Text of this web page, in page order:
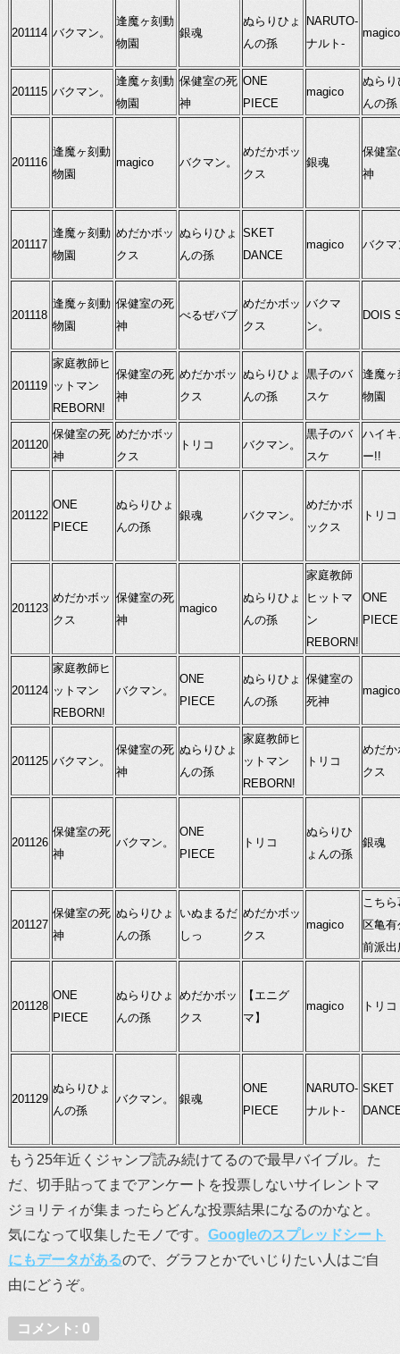
201114 バクマン。
逢魔ヶ刻動
物園
銀魂
ぬらりひょ
んの孫
NARUTO-
ナルト-
magico
201115 バクマン。
逢魔ヶ刻動
物園
保健室の死
神
ONE
PIECE
magico
ぬらり
んの孫
201116
逢魔ヶ刻動
物園
magico バクマン。
めだかボッ
クス
銀魂
保健室
神
201117
逢魔ヶ刻動
物園
めだかボッ
クス
ぬらりひょ
んの孫
SKET
DANCE
magico バクマ
201118
逢魔ヶ刻動
物園
保健室の死
神
べるぜバブ
めだかボッ
クス
バクマ
ン。
DOIS
201119
家庭教師ヒ
ットマン
REBORN!
保健室の死
神
めだかボッ
クス
ぬらりひょ
んの孫
黒子のバ
スケ
逢魔ヶ
物園
201120
保健室の死
神
めだかボッ
クス
トリコ バクマン。
黒子のバ
スケ
ハイキ
ー!!
201122
ONE
PIECE
ぬらりひょ
んの孫
銀魂 バクマン。
めだかボ
ックス
トリコ
201123
めだかボッ
クス
保健室の死
神
magico
ぬらりひょ
んの孫
家庭教師
ヒットマ
ン
REBORN!
ONE
PIECE
201124
家庭教師ヒ
ットマン
REBORN!
バクマン。
ONE
PIECE
ぬらりひょ
んの孫
保健室の
死神
magico
201125 バクマン。
保健室の死
神
ぬらりひょ
んの孫
家庭教師ヒ
ットマン
REBORN!
トリコ
めだか
クス
201126
保健室の死
神
バクマン。
ONE
PIECE
トリコ
ぬらりひ
ょんの孫
銀魂
201127
保健室の死
神
ぬらりひょ
んの孫
いぬまるだ
しっ
めだかボッ
クス
magico
こち
区亀有
前派出
201128
ONE
PIECE
ぬらりひょ
んの孫
めだかボッ
クス
【エニグ
マ】
magico トリコ
201129
ぬらりひょ
んの孫
バクマン。 銀魂
ONE
PIECE
NARUTO-
ナルト-
SKET
もう25年近くジャンプ読み続けてるので最早バイブル。た
だ、切手貼ってまでアンケートを投票しないサイレントマ
ジョリティが集まったらどんな投票結果になるのかなと。
気になって収集したモノです。 Googleのスプレッドシート
にもデータがあるので、グラフとかでいじりたい人はご自
由にどうぞ。
コメント: 0